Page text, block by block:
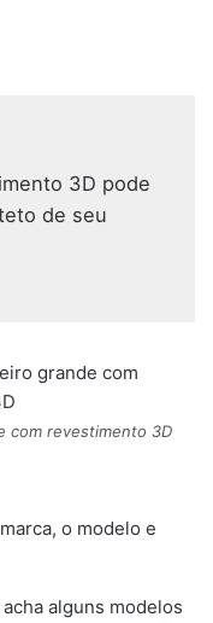
3D pode
de seu
com revestimento 3D
o modelo e
alguns modelos